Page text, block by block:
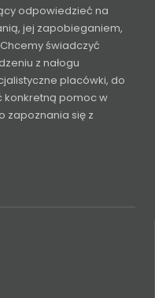
odpowiedzieć na
jej zapobieganiem,
świadczyć
z nałogu
placówki, do
konkretną pomoc w
zapoznania się z